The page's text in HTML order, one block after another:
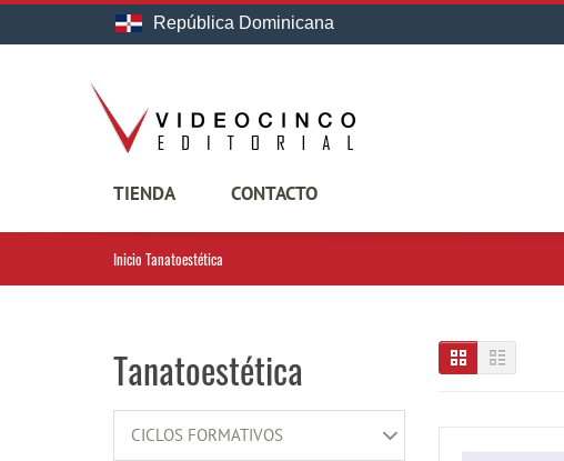
República Dominicana
TIENDA CONTACTO
Inicio Tanatoestética
Tanatoestética
CICLOS FORMATIVOS